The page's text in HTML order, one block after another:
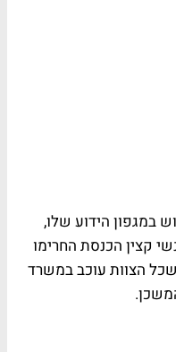
במגפון הידוע שלו,
קצין הכנסת החרימו
הצוות עוכב במשרד